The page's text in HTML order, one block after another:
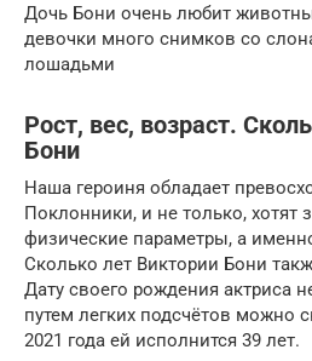
Дочь Бони очень любит
девочки много снимков со
лошадьми
Рост, вес, возраст.
Бони
Наша героиня обладает
Поклонники, и не только, хотят
физические параметры, а
Сколько лет Виктории Бони
Дату своего рождения актриса
путем легких подсчётов можно
2021 года ей исполнится 39 лет.